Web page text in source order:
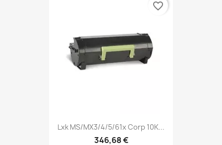
Lxk MS/MX3/4/5/61x Corp 10K...
346,68 €
favorite_border